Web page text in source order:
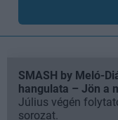
SMASH by Meló-
hangulata – Jön a
Július végén
sorozat.